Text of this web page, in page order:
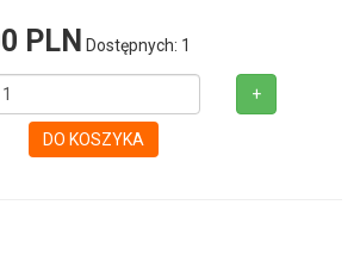
PLN Dostępnych: 1
+
DO KOSZYKA